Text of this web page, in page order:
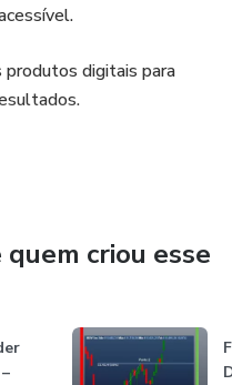
“ficar rico rápido”, mas
no mercado de
e conquiste a segurança
digitais para
criou esse